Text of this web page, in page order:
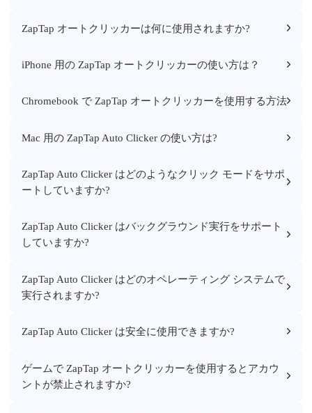
ZapTap オートクリッカーは何に使用されますか?
iPhone 用の ZapTap オートクリッカーの使い方は？
Chromebook で ZapTap オートクリッカーを使用する方法
Mac 用の ZapTap Auto Clicker の使い方は?
ZapTap Auto Clicker はどのようなクリック モードをサポ
ートしていますか?
ZapTap Auto Clicker はバックグラウンド実行をサポート
していますか?
ZapTap Auto Clicker はどのオペレーティング システムで
実行されますか?
ZapTap Auto Clicker は安全に使用できますか?
ゲームで ZapTap オートクリッカーを使用するとアカウ
ントが禁止されますか?